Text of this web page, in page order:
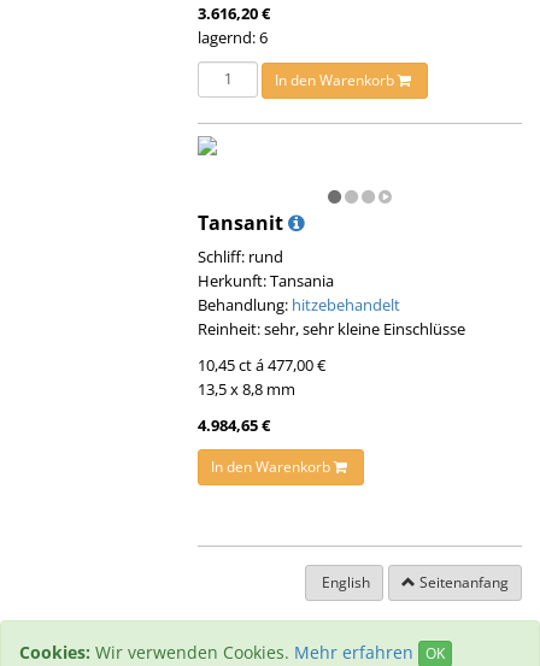
3.616,20 €
lagernd: 6
In den Warenkorb
Tansanit
Schliff: rund
Herkunft: Tansania
Behandlung: hitzebehandelt
Reinheit: sehr, sehr kleine Einschlüsse
10,45 ct á 477,00 €
13,5 x 8,8 mm
4.984,65 €
In den Warenkorb
English Seitenanfang
Cookies: Wir verwenden Cookies. Mehr erfahren OK